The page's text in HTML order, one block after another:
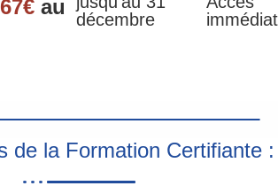
67€ au
décembre
immédiat
de la Formation Certifiante :